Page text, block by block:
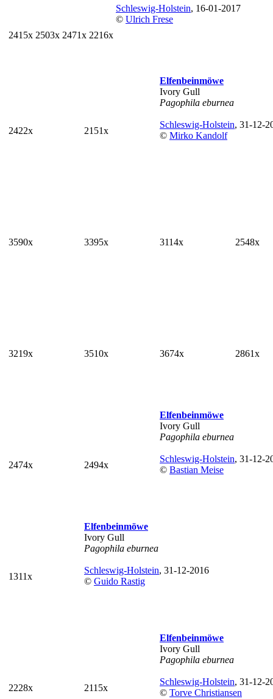
2415x 2503x 2471x 2216x
Schleswig-Holstein, 16-01-2017
© Ulrich Frese
2422x 2151x
Elfenbeinmöwe
Ivory Gull
Pagophila eburnea
Schleswig-Holstein, 31-12-
© Mirko Kandolf
3590x 3395x 3114x 2548x
3219x 3510x 3674x 2861x
2474x 2494x
Elfenbeinmöwe
Ivory Gull
Pagophila eburnea
Schleswig-Holstein, 31-12-
© Bastian Meise
1311x
Elfenbeinmöwe
Ivory Gull
Pagophila eburnea
Schleswig-Holstein, 31-12-2016
© Guido Rastig
2228x 2115x
Elfenbeinmöwe
Ivory Gull
Pagophila eburnea
Schleswig-Holstein, 31-12-
© Torve Christiansen